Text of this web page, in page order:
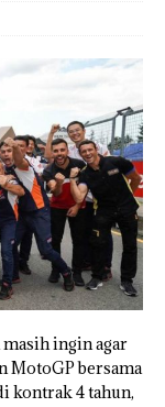
masih ingin agar
MotoGP bersama
kontrak 4 tahun,